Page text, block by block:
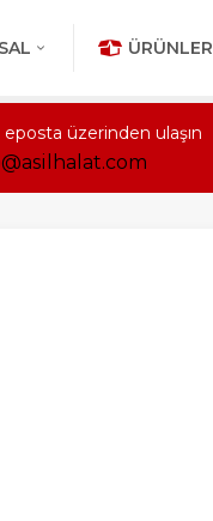
ÜRÜNLER
eposta üzerinden ulaşın